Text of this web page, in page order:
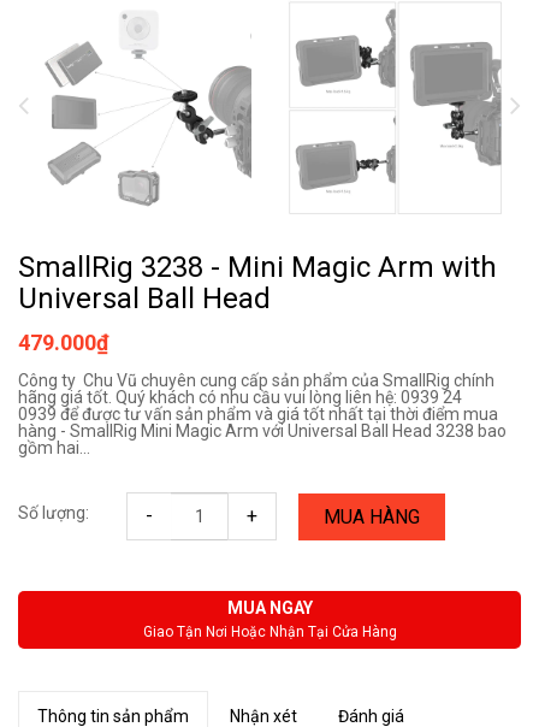
SmallRig 3238 - Mini Magic Arm with
Universal Ball Head
479.000₫
Công ty Chu Vũ chuyên cung cấp sản phẩm của SmallRig chính
hãng giá tốt. Quý khách có nhu cầu vui lòng liên hệ: 0939 24
0939 để được tư vấn sản phẩm và giá tốt nhất tại thời điểm mua
hàng - SmallRig Mini Magic Arm với Universal Ball Head 3238 bao
gồm hai...
Số lượng: - + MUA HÀNG
MUA NGAY
Giao Tận Nơi Hoặc Nhận Tại Cửa Hàng
Thông tin sản phẩm Nhận xét Đánh giá